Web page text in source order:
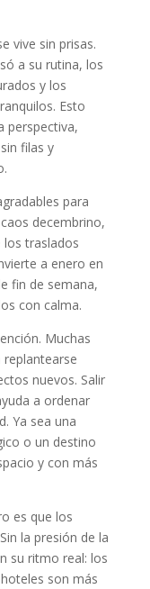
vive sin prisas.
a su rutina, los
y los
Esto
perspectiva,
filas y
para
decembrino,
los traslados
a enero en
fin de semana,
con calma.
Muchas
nuevos. Salir
a ordenar
Ya sea una
o un destino
y con más
es que los
la presión de la
su ritmo real: los
son más